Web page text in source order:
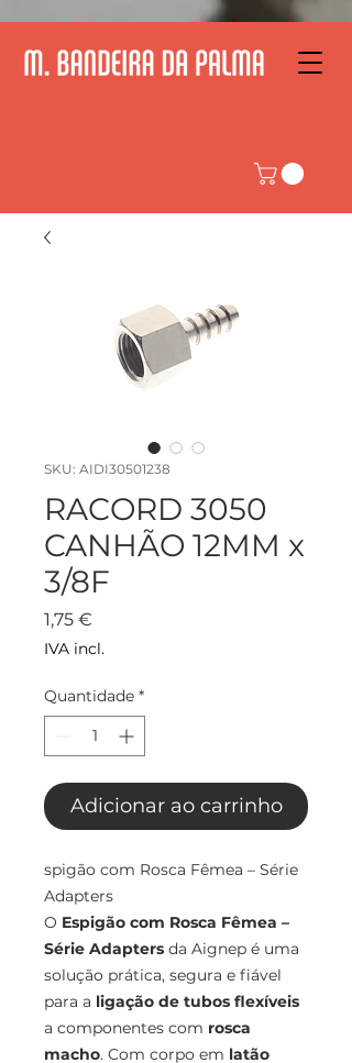
SKU: AIDI30501238
RACORD 3050
CANHÃO 12MM x
3/8F
1,75 €
IVA incl.
Quantidade *
Adicionar ao carrinho
spigão com Rosca Fêmea – Série
Adapters
O Espigão com Rosca Fêmea –
Série Adapters da Aignep é uma
solução prática, segura e fiável
para a ligação de tubos flexíveis
a componentes com rosca
macho. Com corpo em latão